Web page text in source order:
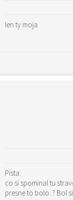
len ty moja
Pista:
co si spominal tu
presne to bolo..? Bol